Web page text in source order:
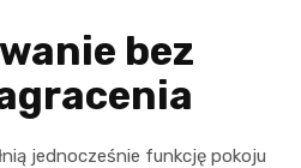
bez
jednocześnie funkcję pokoju